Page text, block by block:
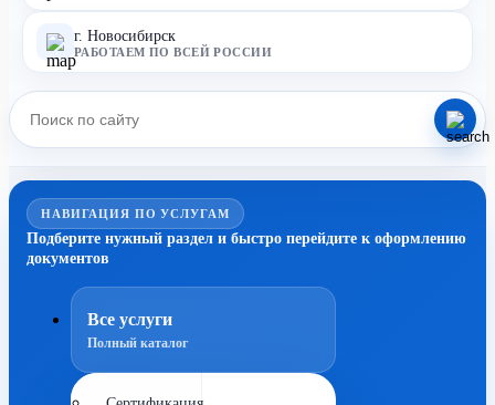
г. Новосибирск
РАБОТАЕМ ПО ВСЕЙ РОССИИ
НАВИГАЦИЯ ПО УСЛУГАМ
Подберите нужный раздел и быстро перейдите к оформлению
документов
Все услуги
Полный каталог